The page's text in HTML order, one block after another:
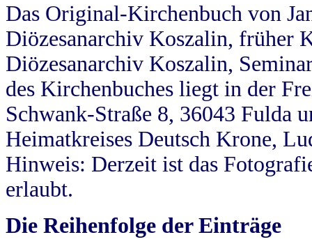
Das Original-Kirchenbuch von
Diözesanarchiv Koszalin, früher
Diözesanarchiv Koszalin,
des Kirchenbuches liegt in der
Schwank-Straße 8, 36043 Fulda
Heimatkreises Deutsch Krone,
Hinweis: Derzeit ist das
erlaubt.
Die Reihenfolge der Einträge